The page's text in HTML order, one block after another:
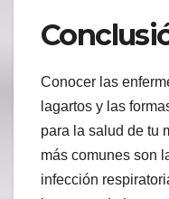
Conocer las
lagartos y las
para la salud de tu
más comunes son
infección